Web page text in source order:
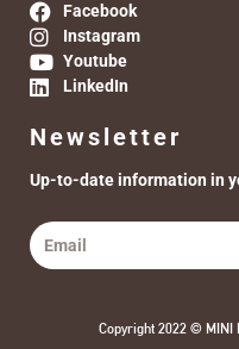
Facebook
Instagram
Youtube
LinkedIn
Newsletter
Up-to-date information in
Copyright 2022 © MINI